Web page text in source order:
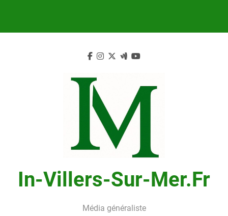
In-Villers-Sur-Mer.fr
Média généraliste